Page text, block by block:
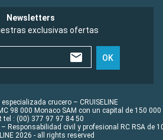
Newsletters
exclusivas ofertas
OK
crucero – CRUISELINE
98 000 Monaco SAM con un capital de 150 000
tel : (00) 377 97 97 84 50
Responsabilidad civil y profesional RC RSA de
2026 - all rights reserved